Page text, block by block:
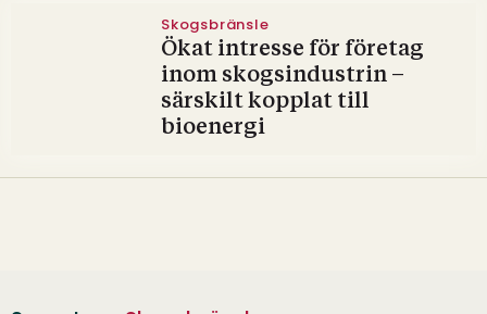
Skogsbränsle
Ökat intresse för företag
inom skogsindustrin –
särskilt kopplat till
bioenergi